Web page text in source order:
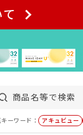
キーワード： アキュビュー